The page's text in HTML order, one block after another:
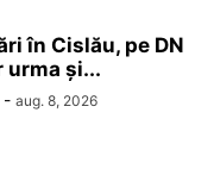
în Cislău, pe DN
urma și...
- aug. 8, 2026